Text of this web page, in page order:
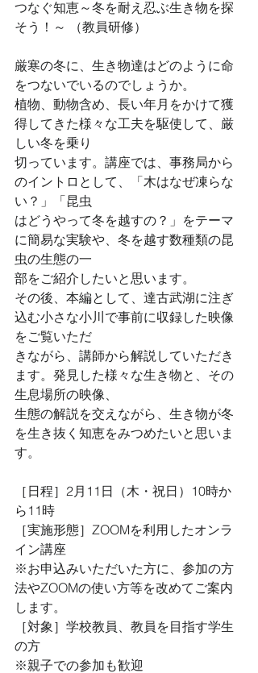
つなぐ知恵～冬を耐え忍ぶ生き物を探
そう！～ （教員研修）
厳寒の冬に、生き物達はどのように命
をつないでいるのでしょうか。
植物、動物含め、長い年月をかけて獲
得してきた様々な工夫を駆使して、厳
しい冬を乗り
切っています。講座では、事務局から
のイントロとして、「木はなぜ凍らな
い？」「昆虫
はどうやって冬を越すの？」をテーマ
に簡易な実験や、冬を越す数種類の昆
虫の生態の一
部をご紹介したいと思います。
その後、本編として、達古武湖に注ぎ
込む小さな小川で事前に収録した映像
をご覧いただ
きながら、講師から解説していただき
ます。発見した様々な生き物と、その
生息場所の映像、
生態の解説を交えながら、生き物が冬
を生き抜く知恵をみつめたいと思いま
す。
［日程］2月11日（木・祝日）10時か
ら11時
［実施形態］ZOOMを利用したオンラ
イン講座
※お申込みいただいた方に、参加の方
法やZOOMの使い方等を改めてご案内
します。
［対象］学校教員、教員を目指す学生
の方
※親子での参加も歓迎